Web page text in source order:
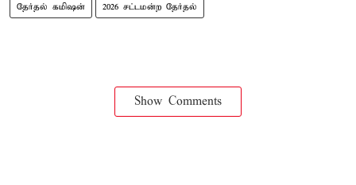
தேர்தல் கமிஷன் 2026 சட்டமன்ற தேர்தல்
Show Comments